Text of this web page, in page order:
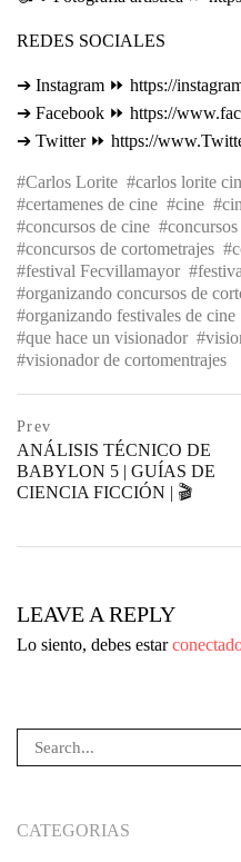
REDES SOCIALES
➔ Instagram ⏩ https://
➔ Facebook ⏩ https://
➔ Twitter ⏩ https://
Carlos Lorite carlos lorite
certamenes de cine
cine
concursos de cine
concursos de cortometrajes
festival Fecvillamayor
organizando concursos de
organizando festivales de cine
que hace un visionador
visionador de cortomentrajes
Navegación
de
entradas
Prev
postPrevious
page
ANÁLISIS TÉCNICO DE
BABYLON 5 | GUÍAS DE
CIENCIA FICCIÓN | 🎬
LEAVE A REPLY
Lo siento, debes estar
CATEGORIAS